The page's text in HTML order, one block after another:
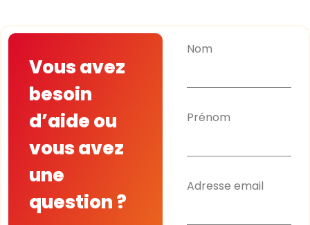
Vous avez
besoin
d’aide ou
vous avez
une
question ?
Nom
Prénom
Adresse email